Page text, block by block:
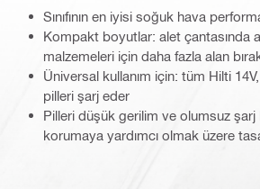
Sınıfının en iyisi soğuk hava
Kompakt boyutlar: alet çantasında
malzemeleri için daha fazla alan
Üniversal kullanım için: tüm Hilti
pilleri şarj eder
Pilleri düşük gerilim ve olumsuz şarj
korumaya yardımcı olmak üzere